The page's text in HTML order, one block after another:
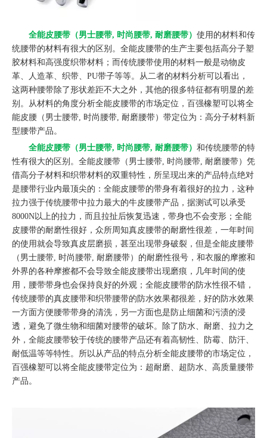
全能皮腰带（男士腰带, 时尚腰带, 耐磨腰带） 使用的材料和传
统腰带的材料有很大的区别。全能皮腰带的生产主要包括高分子塑
胶材料和高强度织带材料；而传统腰带使用的材料一般是动物皮
革、人造革、织带、PU带子等等。从二者的材料分析可以看出，
这两种腰带除了形状差距不大之外，其他的很多特征都有明显的差
别。从材料的角度分析全能皮腰带的市场定位，百强橡塑可以将全
能皮腰（男士腰带, 时尚腰带, 耐磨腰带）带定位为：高分子材料新
型腰带产品。
全能皮腰带（男士腰带, 时尚腰带, 耐磨腰带） 和传统腰带的特
性有很大的区别。全能皮腰带（男士腰带, 时尚腰带, 耐磨腰带）凭
借高分子材料和织带材料的双重特性，所呈现出来的产品特点绝对
是腰带行业内最顶尖的：全能皮腰带的带身有着很好的拉力，这种
拉力强于传统腰带中拉力最大的牛皮腰带产品，据测试可以承受
8000N以上的拉力，而且拉扯后恢复迅速，带身也不会变形；全能
皮腰带的耐磨性很好，众所周知真皮腰带的耐磨性很差，一年时间
的使用就会导致真皮层磨损，甚至出现带身破裂，但是全能皮腰带
（男士腰带, 时尚腰带, 耐磨腰带）的耐磨性很号，和衣服的摩擦和
外界的各种摩擦都不会导致全能皮腰带出现磨痕，几年时间的使
用，腰带带身也会保持良好的外观；全能皮腰带的防水性很不错，
传统腰带的真皮腰带和织带腰带的防水效果都很差，好的防水效果
一方面方便腰带带身的清洗，另一方面也是防止细菌和污渍的浸
透，避免了微生物和细菌对腰带的破坏。除了防水、耐磨、拉力之
外，全能皮腰带较于传统的腰带产品还有着高韧性、防霉、防汗、
耐低温等等特性。所以从产品的特点分析全能皮腰带的市场定位，
百强橡塑可以将全能皮腰带定位为：超耐磨、超防水、高质量腰带
产品。